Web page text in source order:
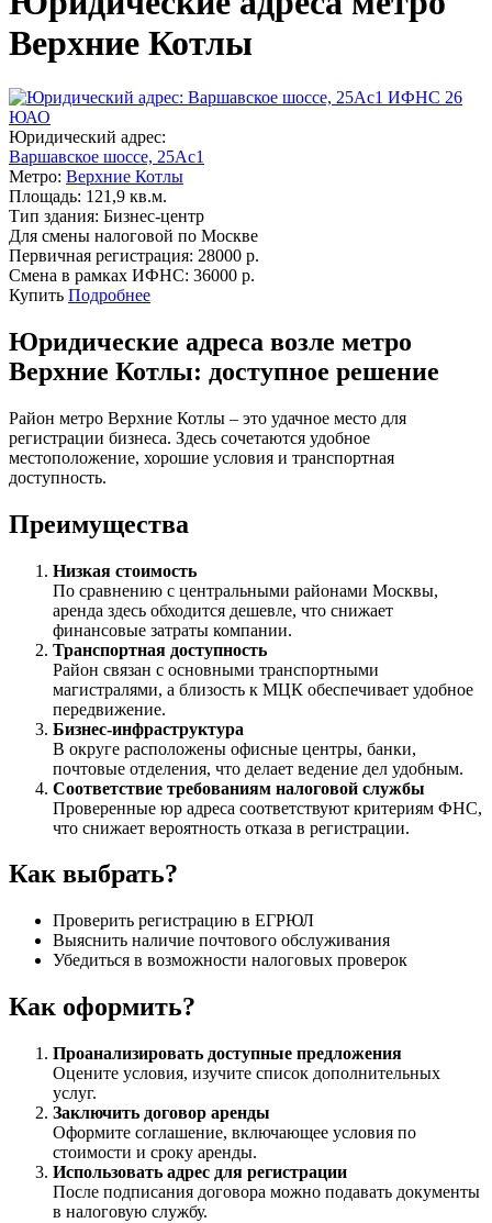
Верхние Котлы
ИФНС 26
ЮАО
Юридический адрес:
Варшавское шоссе, 25Ас1
Метро: Верхние Котлы
Площадь: 121,9 кв.м.
Тип здания: Бизнес-центр
Для смены налоговой по Москве
Первичная регистрация: 28000 р.
Смена в рамках ИФНС: 36000 р.
Купить Подробнее
Юридические адреса возле метро
Верхние Котлы: доступное решение
Район метро Верхние Котлы – это удачное место для
регистрации бизнеса. Здесь сочетаются удобное
местоположение, хорошие условия и транспортная
доступность.
Преимущества
Низкая стоимость
По сравнению с центральными районами Москвы,
аренда здесь обходится дешевле, что снижает
финансовые затраты компании.
Транспортная доступность
Район связан с основными транспортными
магистралями, а близость к МЦК обеспечивает удобное
передвижение.
Бизнес-инфраструктура
В округе расположены офисные центры, банки,
почтовые отделения, что делает ведение дел удобным.
Соответствие требованиям налоговой службы
Проверенные юр адреса соответствуют критериям ФНС,
что снижает вероятность отказа в регистрации.
Как выбрать?
Проверить регистрацию в ЕГРЮЛ
Выяснить наличие почтового обслуживания
Убедиться в возможности налоговых проверок
Как оформить?
Проанализировать доступные предложения
Оцените условия, изучите список дополнительных
услуг.
Заключить договор аренды
Оформите соглашение, включающее условия по
стоимости и сроку аренды.
Использовать адрес для регистрации
После подписания договора можно подавать документы
в налоговую службу.